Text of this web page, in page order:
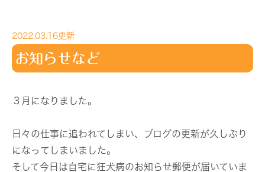
2022.03.16更新
お知らせなど
３月になりました。
日々の仕事に追われてしまい、ブログの更新が久しぶり
になってしまいました。
そして今日は自宅に狂犬病のお知らせ郵便が届いていま